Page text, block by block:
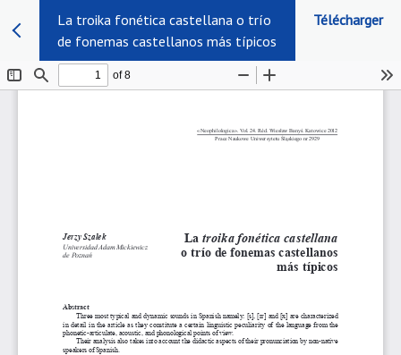
La troika fonética castellana o trío
de fonemas castellanos más típicos
Télécharger